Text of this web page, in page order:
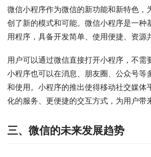
微信小程序作为微信的新功能和新特色，
创了新的模式和可能。微信小程序是一种
用程序，具备开发简单、使用便捷、资源
用户可以通过微信直接打开小程序，不需
小程序也可以在消息、朋友圈、公众号等
和使用。小程序的推出使得移动社交媒体
化的服务、更便捷的交互方式，为用户带
三、微信的未来发展趋势